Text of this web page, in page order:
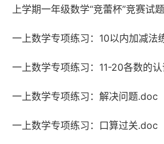
上学期一年级数学“竞蕾杯”竞赛试
一上数学专项练习：10以内加减法
一上数学专项练习：11-20各数的
一上数学专项练习：解决问题.doc
一上数学专项练习：口算过关.doc